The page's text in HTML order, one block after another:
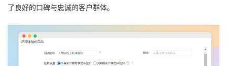
了良好的口碑与忠诚的客户群体。